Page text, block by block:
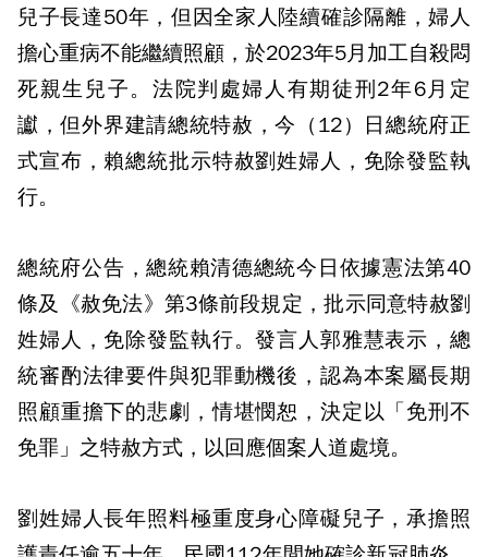
兒子長達50年，但因全家人陸續確診隔離，婦人
擔心重病不能繼續照顧，於2023年5月加工自殺悶
死親生兒子。法院判處婦人有期徒刑2年6月定
讞，但外界建請總統特赦，今（12）日總統府正
式宣布，賴總統批示特赦劉姓婦人，免除發監執
行。
總統府公告，總統賴清德總統今日依據憲法第40
條及《赦免法》第3條前段規定，批示同意特赦劉
姓婦人，免除發監執行。發言人郭雅慧表示，總
統審酌法律要件與犯罪動機後，認為本案屬長期
照顧重擔下的悲劇，情堪憫恕，決定以「免刑不
免罪」之特赦方式，以回應個案人道處境。
劉姓婦人長年照料極重度身心障礙兒子，承擔照